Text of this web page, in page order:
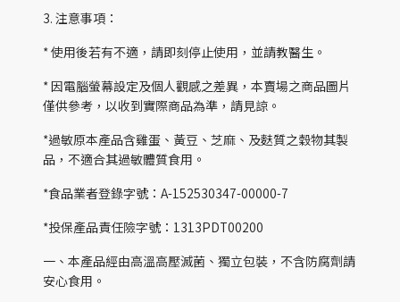
3. 注意事項：
* 使用後若有不適，請即刻停止使用，並請教醫生。
* 因電腦螢幕設定及個人觀感之差異，本賣場之商品圖片
僅供參考，以收到實際商品為準，請見諒。
*過敏原本產品含雞蛋、黃豆、芝麻、及麩質之穀物其製
品，不適合其過敏體質食用。
*食品業者登錄字號：A-152530347-00000-7
*投保產品責任險字號：1313PDT00200
一、本產品經由高溫高壓滅菌、獨立包裝，不含防腐劑請
安心食用。